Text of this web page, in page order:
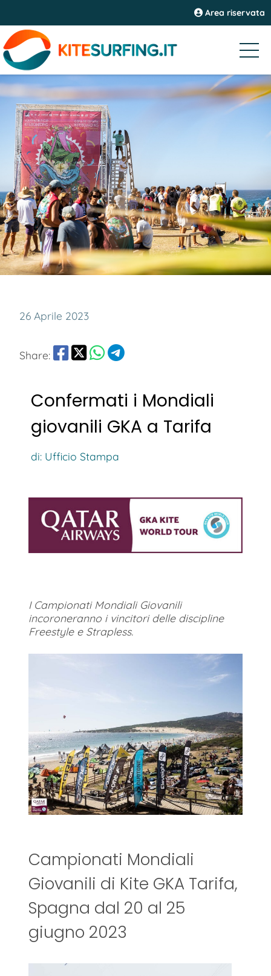
Area riservata
26 Aprile 2023
Share:
Confermati i Mondiali
giovanili GKA a Tarifa
di: Ufficio Stampa
I Campionati Mondiali Giovanili
incoroneranno i vincitori delle discipline
Freestyle e Strapless.
Campionati Mondiali
Giovanili di Kite GKA Tarifa,
Spagna dal 20 al 25
giugno 2023